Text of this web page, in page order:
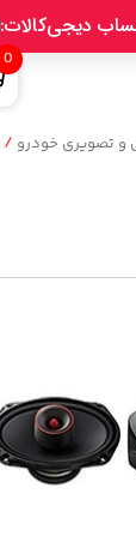
0
و تصویری خودرو /